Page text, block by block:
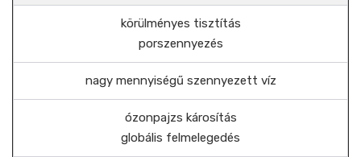
körülményes tisztítás
porszennyezés
nagy mennyiségű szennyezett víz
ózonpajzs károsítás
globális felmelegedés